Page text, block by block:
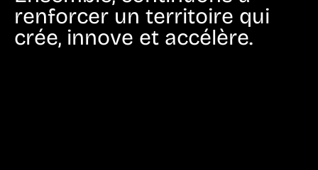
renforcer un territoire qui
crée, innove et accélère.